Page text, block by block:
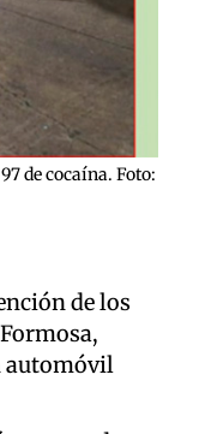
de cocaína. Foto:
de los
automóvil